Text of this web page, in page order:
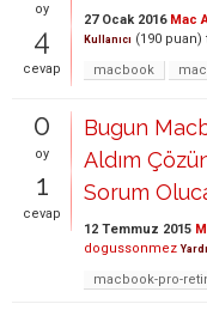
oy
4
cevap
27 Ocak 2016 Mac
Kullanıcı (190 puan)
macbook
0
oy
1
cevap
Bugun
Aldım
Sorum
12 Temmuz 2015
dogussonmez
macbook-pro-